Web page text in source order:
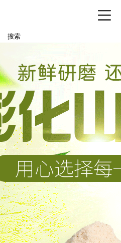
搜索